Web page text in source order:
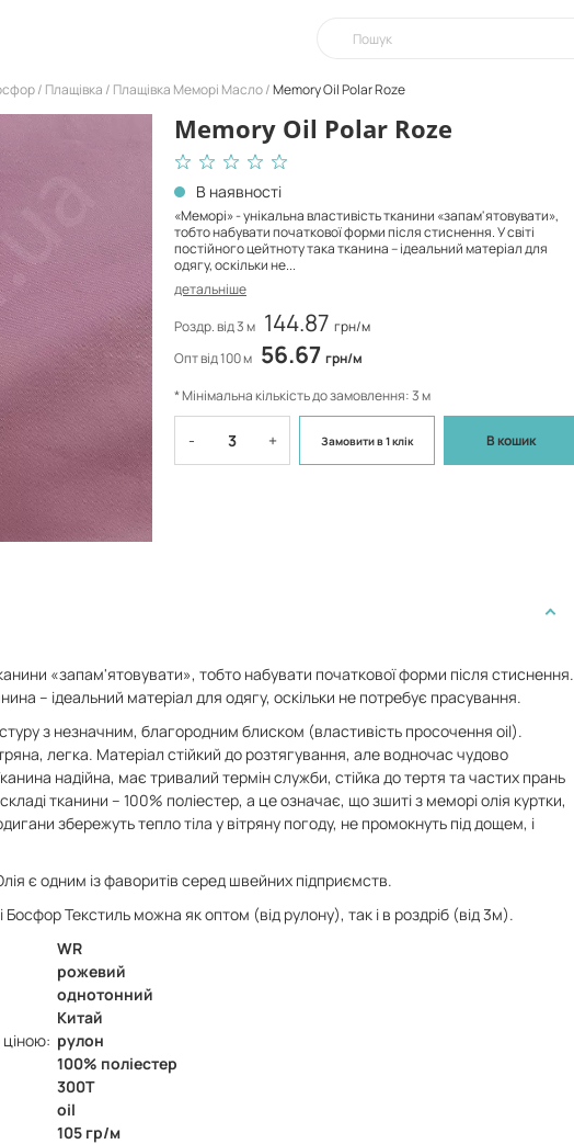
Плащівка Плащівка Меморі Масло Memory Oil Polar Roze
Memory Oil Polar Roze
В наявності
«Меморі» - унікальна властивість тканини «запам'ятовувати»,
тобто набувати початкової форми після стиснення. У світі
постійного цейтноту така тканина – ідеальний матеріал для
одягу, оскільки не...
детальніше
Роздр. від 3 м 144.87 грн/м
Опт від 100 м 56.67 грн/м
* Мінімальна кількість до замовлення: 3 м
- + Замовитив 1 клік В кошик
«запам'ятовувати», тобто набувати початкової форми після стиснення.
– ідеальний матеріал для одягу, оскільки не потребує прасування.
з незначним, благородним блиском (властивість просочення oil).
легка. Матеріал стійкий до розтягування, але водночас чудово
надійна, має тривалий термін служби, стійка до тертя та частих прань
тканини – 100% поліестер, а це означає, що зшиті з меморі олія куртки,
збережуть тепло тіла у вітряну погоду, не промокнуть під дощем, і
є одним із фаворитів серед швейних підприємств.
Босфор Текстиль можна як оптом (від рулону), так і в роздріб (від 3м).
WR
рожевий
однотонний
Китай
рулон
100% поліестер
300Т
oil
105 гр/м